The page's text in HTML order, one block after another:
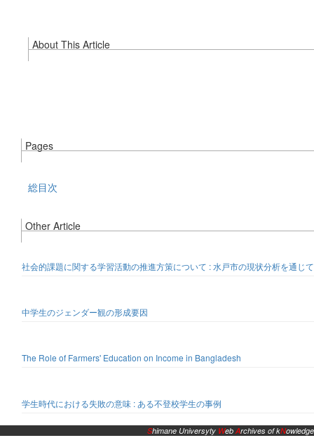
About This Article
Pages
総目次
Other Article
社会的課題に関する学習活動の推進方策について : 水戸市の現状分析を通じて
中学生のジェンダー観の形成要因
The Role of Farmers' Education on Income in Bangladesh
学生時代における失敗の意味 : ある不登校学生の事例
Shimane Universyty WebArchives of kNowledge